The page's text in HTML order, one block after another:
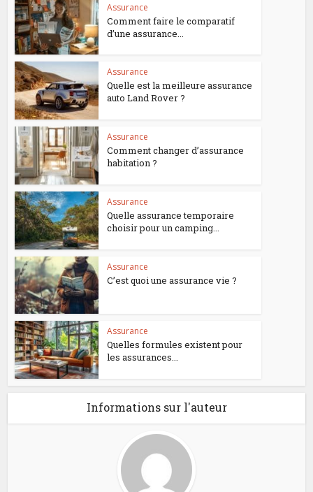
Assurance
Comment faire le comparatif
d’une assurance...
Assurance
Quelle est la meilleure assurance
auto Land Rover ?
Assurance
Comment changer d’assurance
habitation ?
Assurance
Quelle assurance temporaire
choisir pour un camping...
Assurance
C’est quoi une assurance vie ?
Assurance
Quelles formules existent pour
les assurances...
Informations sur l'auteur